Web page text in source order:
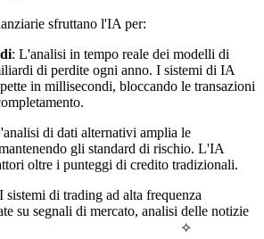
✧
sfruttano l'IA per:
: L'analisi in tempo reale dei modelli di
di perdite ogni anno. I sistemi di IA
in millisecondi, bloccando le transazioni
di dati alternativi amplia le
gli standard di rischio. L'IA
oltre i punteggi di credito tradizionali.
sistemi di trading ad alta frequenza
su segnali di mercato, analisi delle notizie